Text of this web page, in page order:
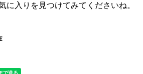
に入りを見つけてみてくださいね。